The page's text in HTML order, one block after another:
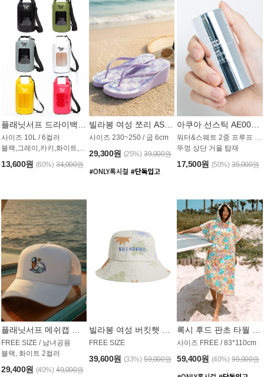
사이즈 10L / 6컬러
블랙,그레이,카키,화이트,옐로우,핑크
13,600원 (60%) 34,000원
사이즈 230~250 / 굽 6cm
29,300원 (25%) 39,000원
워터&스웨트 2중 프루프 / SPF 50+
뚜껑 상단 거울 탑재
17,500원 (50%) 35,000원
FREE SIZE / 남녀공용
블랙, 화이트 2컬러
29,400원 (40%) 49,000원
FREE SIZE
39,600원 (33%) 59,000원
사이즈 FREE / 83*110cm
59,400원 (40%) 99,000원